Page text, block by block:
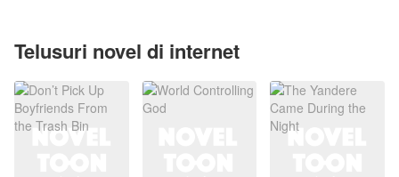
Telusuri novel di internet